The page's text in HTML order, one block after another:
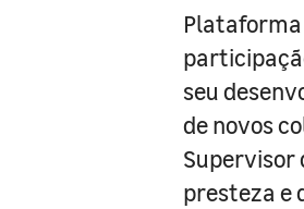
seu
de novos
Supervisor
presteza e